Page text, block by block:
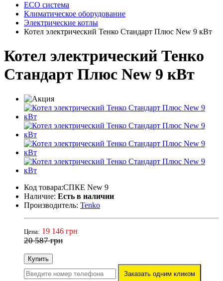
ECO система
Климатическое оборудование
Электрические котлы
Котел электрический Тенко Стандарт Плюс New 9 кВт
Котел электрический Тенко
Стандарт Плюс New 9 кВт
Код товара:СПКЕ New 9
Наличие: Есть в наличии
Производитель: Tenko
Цена: 19 146 грн
20 587 грн
Купить
Заказать одним кликом